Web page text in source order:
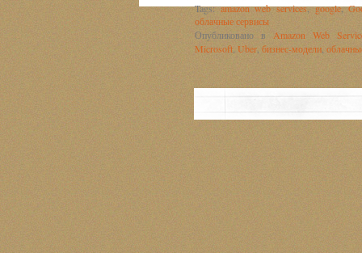
Tags:amazon web services,google,
облачные сервисы
Опубликовано в Amazon Web
Microsoft Uber бизнес-модели